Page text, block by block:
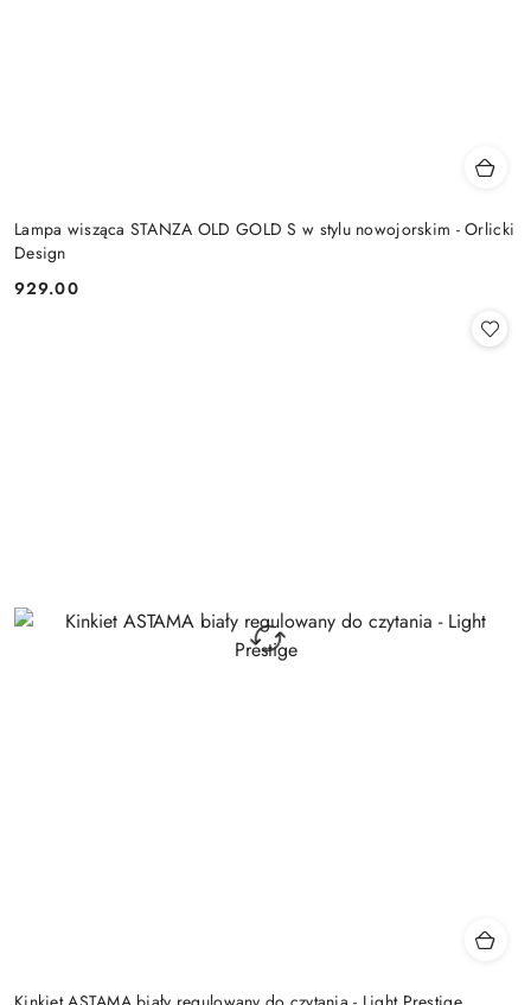
Lampa wisząca STANZA OLD GOLD S w stylu nowojorskim - Orlicki
Design
Cena:
929.00